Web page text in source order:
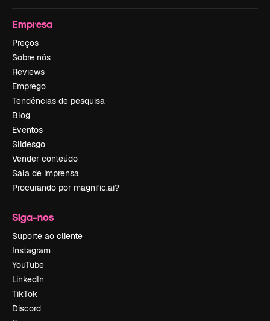
Empresa
Preços
Sobre nós
Reviews
Emprego
Tendências de pesquisa
Blog
Eventos
Slidesgo
Vender conteúdo
Sala de imprensa
Procurando por magnific.ai?
Siga-nos
Suporte ao cliente
Instagram
YouTube
LinkedIn
TikTok
Discord